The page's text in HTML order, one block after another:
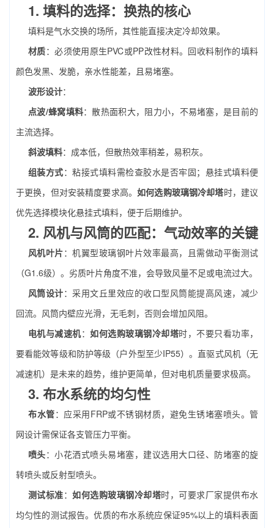
1. 填料的选择：换热的核心
填料是气水交换的场所，其性能直接决定冷却效果。
材质：必须使用原生PVC或PP改性材料。回收料制作的填料
颜色发黑、发脆，亲水性能差，且易堵塞。
波形设计：
点波/蜂窝填料：散热面积大，阻力小，不易堵塞，是目前的
主流选择。
斜波填料：成本低，但散热效率稍差，易积灰。
组装方式：粘接式填料需检查胶水是否牢固；悬挂式填料便
于更换，但对安装精度要求高。如何选购玻璃钢冷却塔时，建议
优先选择模块化悬挂式填料，便于后期维护。
2. 风机与风筒的匹配：气动效率的关键
风机叶片：机翼型玻璃钢叶片效率最高，且需做动平衡测试
（G1.6级）。劣质叶片角度不准，会导致风量不足或电流过大。
风筒设计：采用文丘里效应的收口型风筒能提高风速，减少
回流。风筒内壁应光滑，无毛刺，否则会增加风阻。
电机与减速机：如何选购玻璃钢冷却塔时，不要只看功率，
要看能效等级和防护等级（户外型至少IP55）。直驱式风机（无
减速机）是未来的趋势，维护更简单，但对电机质量要求极高。
3. 布水系统的均匀性
布水管：应采用FRP或不锈钢材质，避免生锈堵塞喷头。管
网设计需保证各支管压力平衡。
喷头：小花洒式喷头易堵塞，建议选用大口径、防堵塞的旋
转喷头或反射型喷头。
测试标准：如何选购玻璃钢冷却塔时，可要求厂家提供布水
均匀性的测试报告。优质的布水系统应保证95%以上的填料表面